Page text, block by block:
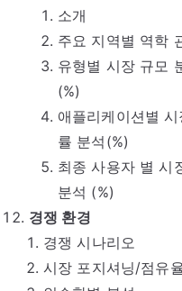
소개
주요 지역별 역학
유형별 시장 규모
(%)
애플리케이션별
률 분석(%)
최종 사용자 별 시
분석 (%)
경쟁 환경
경쟁 시나리오
시장 포지셔닝/점유